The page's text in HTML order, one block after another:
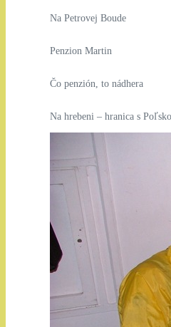
Na Petrovej Boude
Penzion Martin
Čo penzión, to nádhera
Na hrebeni – hranica s